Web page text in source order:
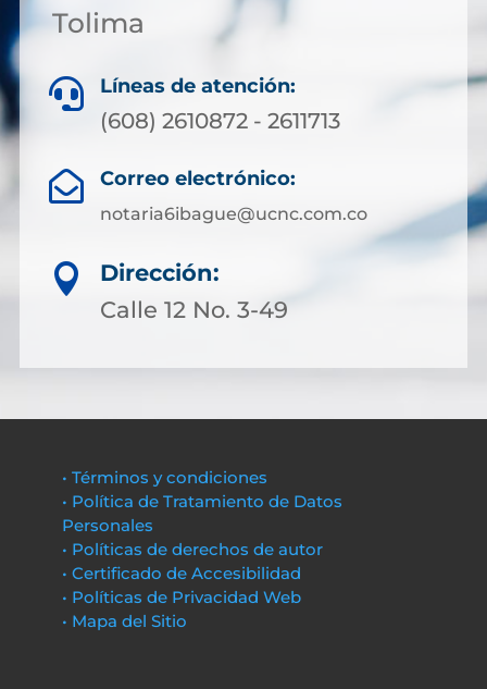
Tolima
 Líneas de atención:
(608) 2610872 - 2611713
 Correo electrónico:
notaria6ibague@ucnc.com.co

Dirección:
Calle 12 No. 3-49
• Términos y condiciones
• Política de Tratamiento de Datos
Personales
• Políticas de derechos de autor
• Certificado de Accesibilidad
• Políticas de Privacidad Web
• Mapa del Sitio